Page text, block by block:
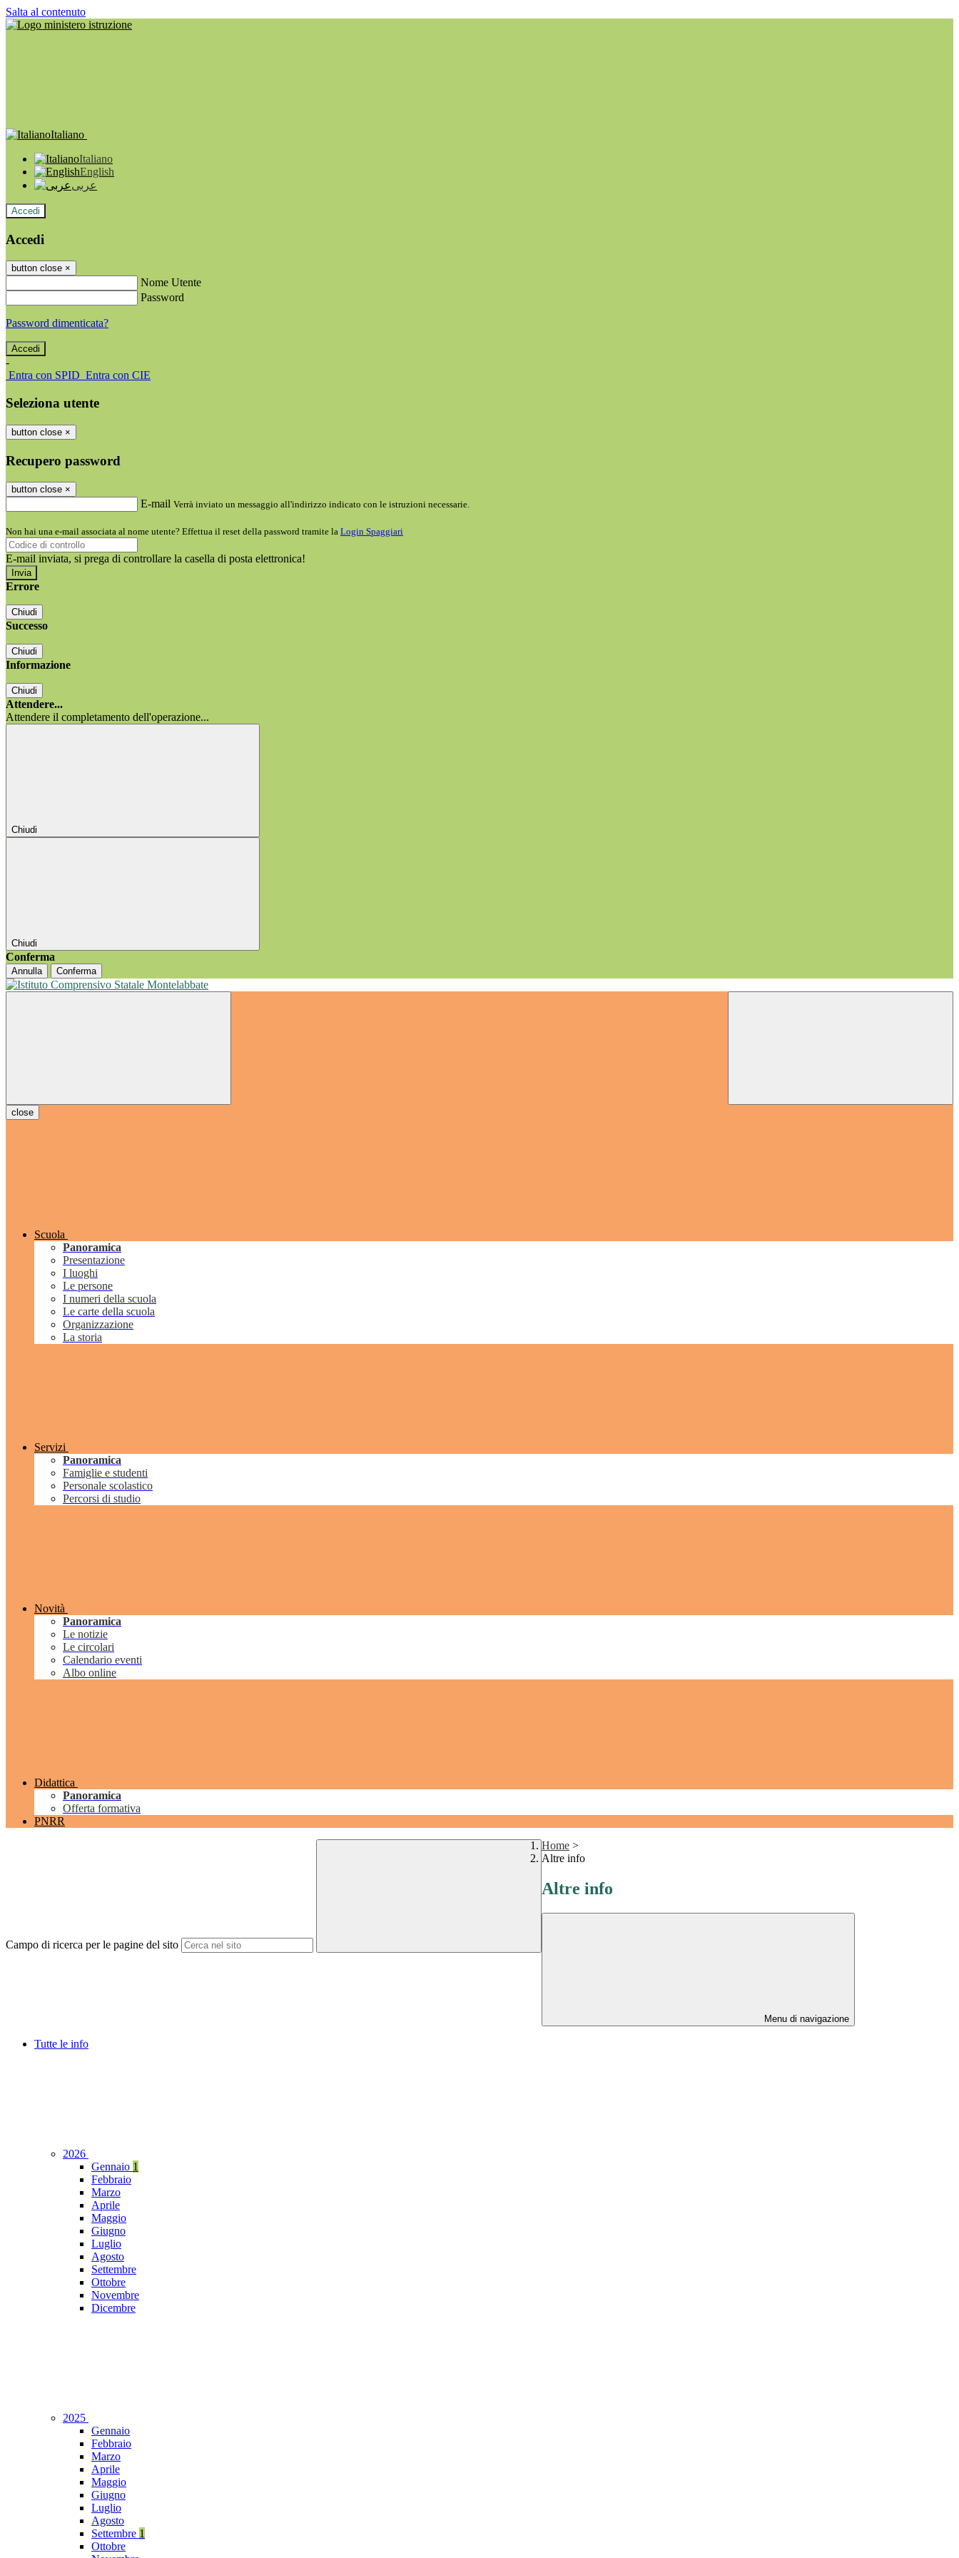
Salta al contenuto
Italiano
Italiano
English
عربى
Accedi
Accedi
button close ×
Nome Utente
Password
Password dimenticata?
-
Entra con SPID Entra con CIE
Seleziona utente
button close ×
Recupero password
button close ×
E-mail Verrà inviato un messaggio all'indirizzo indicato con le istruzioni necessarie.
Non hai una e-mail associata al nome utente? Effettua il reset della password tramite la Login Spaggiari
E-mail inviata, si prega di controllare la casella di posta elettronica!
Errore
Chiudi
Successo
Chiudi
Informazione
Chiudi
Attendere...
Attendere il completamento dell'operazione...
Chiudi
Chiudi
Conferma
Annulla Conferma
close
Scuola
Panoramica
Presentazione
I luoghi
Le persone
I numeri della scuola
Le carte della scuola
Organizzazione
La storia
Servizi
Panoramica
Famiglie e studenti
Personale scolastico
Percorsi di studio
Novità
Panoramica
Le notizie
Le circolari
Calendario eventi
Albo online
Didattica
Panoramica
Offerta formativa
PNRR
Campo di ricerca per le pagine del sito
Home >
Altre info
Altre info
Menu di navigazione
Tutte le info
2026
Gennaio 1
Febbraio
Marzo
Aprile
Maggio
Giugno
Luglio
Agosto
Settembre
Ottobre
Novembre
Dicembre
2025
Gennaio
Febbraio
Marzo
Aprile
Maggio
Giugno
Luglio
Agosto
Settembre 1
Ottobre